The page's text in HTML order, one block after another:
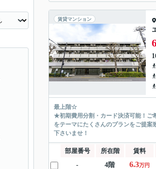
賃貸マンション
最上階☆
★初期費用分割・カード決済可能！ご
をテーマにたくさんのプランをご提
下さいませ！
部屋番号 所在階 賃料
-
4階 6.3万円